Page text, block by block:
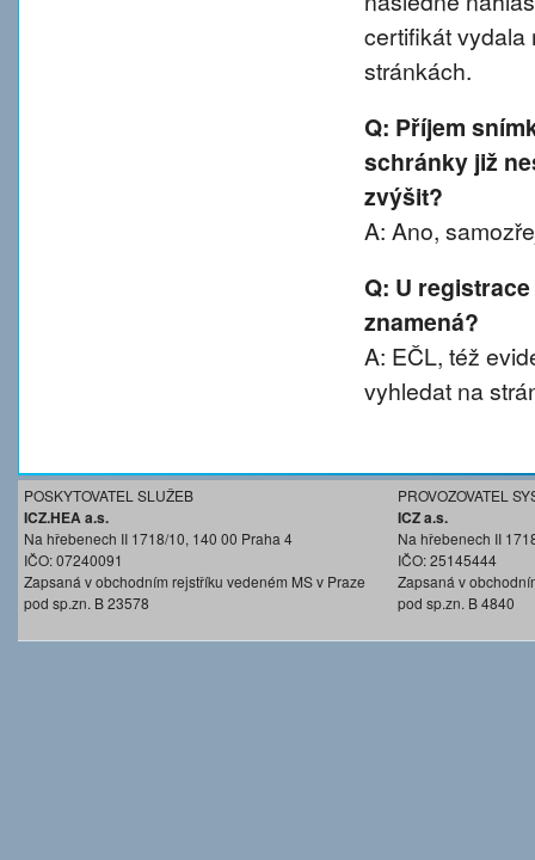
certifikát vydala
stránkách.
Q: Příjem
schránky již
zvýšit?
A: Ano,
Q: U
znamená?
A: EČL, též
vyhledat na
POSKYTOVATEL SLUŽEB
ICZ.HEA a.s.
Na hřebenech II 1718/10, 140 00 Praha 4
IČO: 07240091
Zapsaná v obchodním rejstříku vedeném MS v Praze
pod sp.zn. B 23578
PROVOZOVATEL
ICZ a.s.
Na hřebenech II
IČO: 25145444
Zapsaná v
pod sp.zn. B 4840